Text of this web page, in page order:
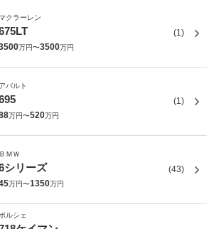
クラーレン
万円〜3500万円
(1)
アバルト
万円〜520万円
(1)
ＢＭＷ
シリーズ
万円〜1350万円
(43)
ポルシェ